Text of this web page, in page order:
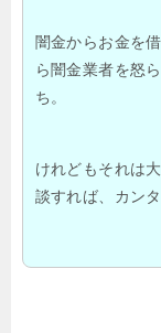
闇金からお金を
ら闇金業者を怒
ち。
けれどもそれは
談すれば、カン